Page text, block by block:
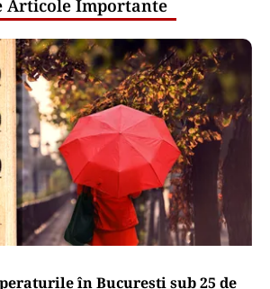
Articole Importante
în București sub 25 de